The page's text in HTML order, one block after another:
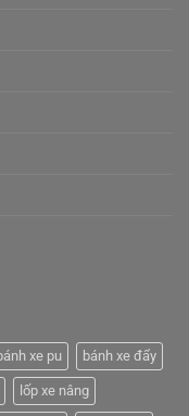
xe pu bánh xe đẩy
lốp xe nâng